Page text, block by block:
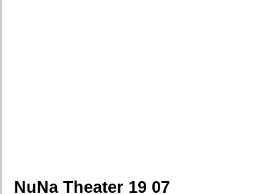
NuNa Theater 19 07